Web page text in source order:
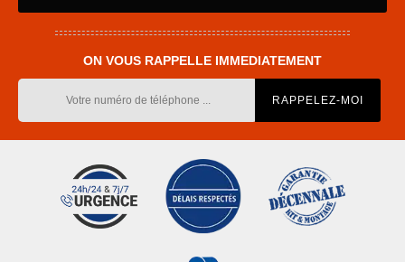
ON VOUS RAPPELLE IMMEDIATEMENT